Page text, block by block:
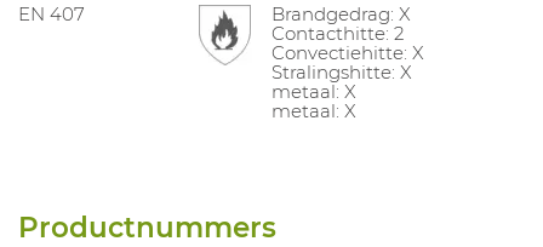
EN 407
Brandgedrag: X
Contacthitte: 2
Convectiehitte: X
Stralingshitte: X
metaal: X
metaal: X
Productnummers